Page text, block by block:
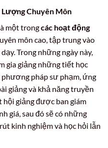
Lượng Chuyên Môn
một trongcác hoạt động
môn cao, tập trung vào
Trong những ngày này,
gia giảng những tiết học
pháp sư phạm, ứng
giảng và khả năng truyền
hội giảng được ban giám
giá, sau đó sẽ có những
kinh nghiệm và học hỏi lẫn